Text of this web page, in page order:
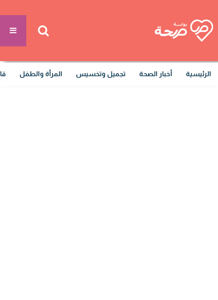
الرئيسية أخبار الصحة تجميل وتخسيس المرأة والطفل